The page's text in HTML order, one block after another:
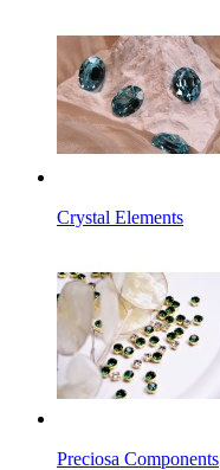
Crystal Elements
Preciosa Components